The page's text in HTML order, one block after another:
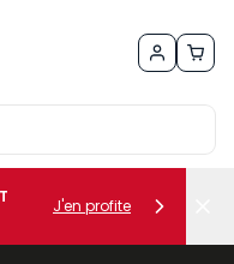
J'en profite